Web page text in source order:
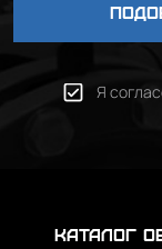
Я
каталог